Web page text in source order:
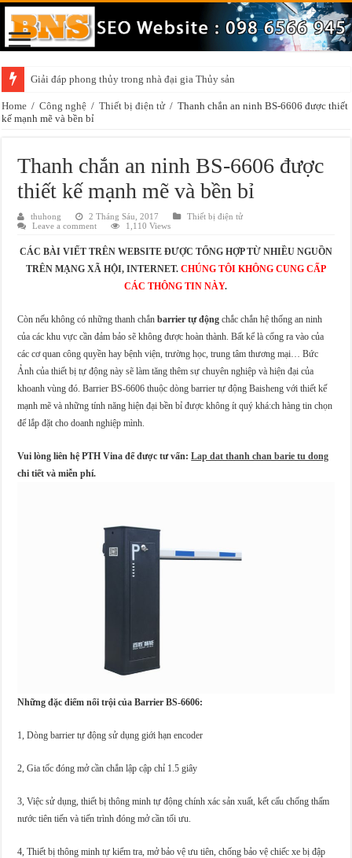
Giải đáp phong thủy trong nhà đại gia Thủy sản
Home / Công nghệ / Thiết bị điện tử / Thanh chắn an ninh BS-6606 được thiết
kế mạnh mẽ và bền bỉ
Thanh chắn an ninh BS-6606 được
thiết kế mạnh mẽ và bền bỉ
thuhong 2 Tháng Sáu, 2017
Thiết bị điện tử
Leave a comment
1,110 Views
CÁC BÀI VIẾT TRÊN WEBSITE ĐƯỢC TỔNG HỢP TỪ NHIỀU NGUỒN
TRÊN MẠNG XÃ HỘI, INTERNET. CHÚNG TÔI KHÔNG CUNG CẤP
CÁC THÔNG TIN NÀY.
Còn nếu không có những thanh chắnbarrier tự động chắc chắn hệ thống an ninh
của các khu vực cần đảm bảo sẽ không được hoàn thành. Bất kể là cổng ra vào của
các cơ quan công quyền hay bệnh viện, trường học, trung tâm thương mại… Bức
Ảnh của thiết bị tự động này sẽ làm tăng thêm sự chuyên nghiệp và hiện đại của
khoanh vùng đó. Barrier BS-6606 thuộc dòng barrier tự động Baisheng với thiết kế
mạnh mẽ và những tính năng hiện đại bền bỉ được không ít quý khá:ch hàng tin chọn
để lắp đặt cho doanh nghiệp mình.
Vui lòng liên hệ PTH Vina để được tư vấn: Lap dat thanh chan barie tu dong
chi tiết và miễn phí.
Những đặc điểm nổi trội của Barrier BS-6606:
1, Dòng barrier tự động sử dụng giới hạn encoder
2, Gia tốc đóng mở cần chắn lập cập chỉ 1.5 giây
3, Việc sử dụng, thiết bị thông minh tự động chính xác sản xuất, kết cấu chống thấm
nước tiên tiến và tiến trình đóng mở cần tối ưu.
4, Thiết bị thông minh tự kiểm tra, mở bảo vệ ưu tiên, chống bảo vệ chiếc xe bị đập